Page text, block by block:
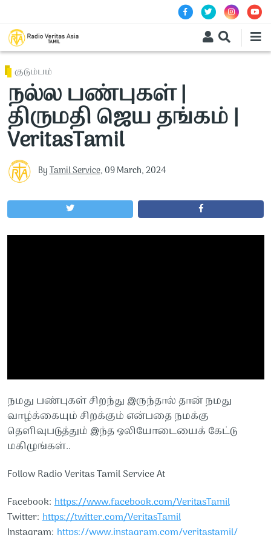
குடும்பம்
நல்ல பண்புகள் |
திருமதி ஜெய தங்கம் |
VeritasTamil
ByTamil Service, 09 March, 2024
நமது பண்புகள் சிறந்து இருந்தால் தான் நமது
வாழ்க்கையும் சிறக்கும் என்பதை நமக்கு
தெளிவுபடுத்தும் இந்த ஒலியோடையைக் கேட்டு
மகிழுங்கள்..
Follow Radio Veritas Tamil Service At
Facebook:https://www.facebook.com/VeritasTamil
Twitter:https://twitter.com/VeritasTamil